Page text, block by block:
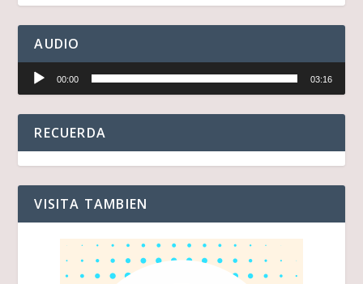
AUDIO
Reproductor
audio
00:00 03:16
RECUERDA
VISITA TAMBIEN